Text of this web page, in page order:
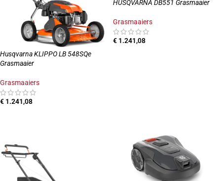
Husqvarna KLIPPO LB 548SQe
Grasmaaier
Grasmaaiers
€ 1.241,08
HUSQVARNA DB551 Grasmaaier
Grasmaaiers
€ 1.241,08